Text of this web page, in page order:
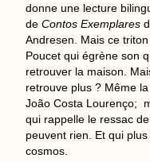
donne une lecture
deContos Exemplares
Andresen. Mais ce
Poucet qui égrène son
retrouver la maison.
retrouve plus ? Même
João Costa Lourenço;
qui rappelle le ressac
peuvent rien. Et qui
cosmos.